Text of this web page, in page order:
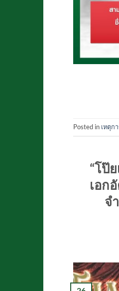
Posted in เหตุก
“โป๊
เอก
จ